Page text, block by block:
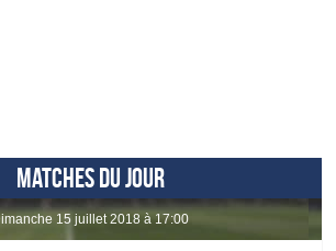
MATCHES DU JOUR
dimanche 15 juillet 2018 à 17:00